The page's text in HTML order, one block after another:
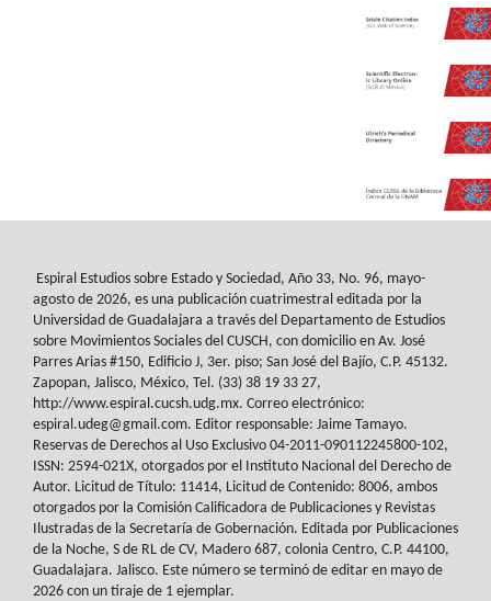
Espiral Estudios sobre Estado y Sociedad, Año 33, No. 96, mayo-
agosto de 2026, es una publicación cuatrimestral editada por la
Universidad de Guadalajara a través del Departamento de Estudios
sobre Movimientos Sociales del CUSCH , con domicilio en Av. José
Parres Arias #150, Edificio J, 3er. piso; San José del Bajío, C.P. 45132.
Zapopan, Jalisco, México, Tel. (33) 38 19 33 27,
http://www.espiral.cucsh.udg.mx. Correo electrónico:
espiral.udeg@gmail.com. Editor responsable: Jaime Tamayo.
Reservas de Derechos al Uso Exclusivo 04-2011-090112245800-102,
ISSN: 2594-021X, otorgados por el Instituto Nacional del Derecho de
Autor. Licitud de Título: 11414, Licitud de Contenido: 8006, ambos
otorgados por la Comisión Calificadora de Publicaciones y Revistas
Ilustradas de la Secretaría de Gobernación. Editada por Publicaciones
de la Noche, S de RL de CV, Madero 687, colonia Centro, C.P. 44100,
Guadalajara. Jalisco. Este número se terminó de editar en mayo de
2026 con un tiraje de 1 ejemplar.